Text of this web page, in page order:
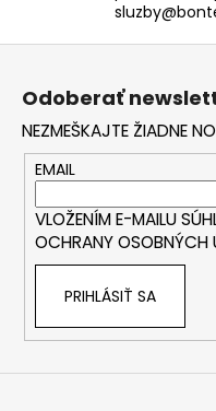
Odoberať
NEZMEŠKAJTE ŽIADNE
EMAIL
VLOŽENÍM E-MAILU
OCHRANY
PRIHLÁSIŤ SA